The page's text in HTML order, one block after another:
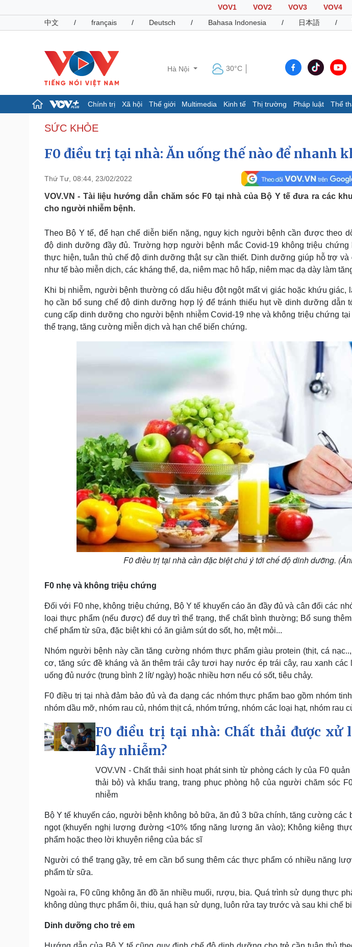
VOV1 VOV2 VOV3 VOV4
中文
/ français / Deutsch / Bahasa Indonesia / 日本語 /
Hà Nội 30°C
Chính trị Xã hội Thế giới Multimedia Kinh tế Thị trường Pháp luật Thể
Chính trị
Tổ chức nhân sự
Quốc hội
Dự báo thời tiết
Giáo dục
Biển đảo
Cuộc sống đó đây
Hồ sơ
Pháp luật
Tin nóng
Tư vấn luật
Việt Nam
Phân tích
Lịch thi đấu bóng đá
Thế giới thể thao
eSports
Hậu trường
Dinh dưỡng - món ngon
Cây thuốc
Sản phụ khoa
Nhi khoa
Nam khoa
Nhà đẹp
Tình yêu - Gia đình
Sân khấu - Điện ảnh
Văn học
Âm nhạc
SỨC KHỎE
F0 điều trị tại nhà: Ăn uống thế nào để nhanh
Thứ Tư, 08:44, 23/02/2022
VOV.VN - Tài liệu hướng dẫn chăm sóc F0 tại nhà của Bộ Y tế đưa ra các
cho người nhiễm bệnh.
Theo Bộ Y tế, để hạn chế diễn biến nặng, nguy kịch người bệnh cần được theo
độ dinh dưỡng đầy đủ. Trường hợp người bệnh mắc Covid-19 không triệu chứng
thực hiện, tuân thủ chế độ dinh dưỡng thật sự cần thiết. Dinh dưỡng giúp hỗ trợ
như tế bào miễn dịch, các kháng thể, da, niêm mạc hô hấp, niêm mạc dạ dày làm
Khi bị nhiễm, người bệnh thường có dấu hiệu đột ngột mất vị giác hoặc khứu giác,
họ cần bổ sung chế độ dinh dưỡng hợp lý để tránh thiếu hụt về dinh dưỡng dẫn
cung cấp dinh dưỡng cho người bệnh nhiễm Covid-19 nhẹ và không triệu chứng
thể trạng, tăng cường miễn dịch và hạn chế biến chứng.
F0 điều trị tại nhà cần đặc biệt chú ý tới chế độ dinh dưỡng.
F0 nhẹ và không triệu chứng
Đối với F0 nhẹ, không triệu chứng, Bộ Y tế khuyến cáo ăn đầy đủ và cân đối các
loại thực phẩm (nếu được) để duy trì thể trạng, thể chất bình thường; Bổ sung
chế phẩm từ sữa, đặc biệt khi có ăn giảm sút do sốt, ho, mệt mỏi...
Nhóm người bệnh này cần tăng cường nhóm thực phẩm giàu protein (thịt, cá
cơ, tăng sức đề kháng và ăn thêm trái cây tươi hay nước ép trái cây, rau xanh
uống đủ nước (trung bình 2 lít/ ngày) hoặc nhiều hơn nếu có sốt, tiêu chảy.
F0 điều trị tại nhà đảm bảo đủ và đa dạng các nhóm thực phẩm bao gồm nhóm
nhóm dầu mỡ, nhóm rau củ, nhóm thịt cá, nhóm trứng, nhóm các loại hạt, nhóm rau
F0 điều trị tại nhà: Chất thải được xử
lây nhiễm?
VOV.VN - Chất thải sinh hoạt phát sinh từ phòng cách ly của F0
thải bỏ) và khẩu trang, trang phục phòng hộ của người chăm sóc
nhiễm
Bộ Y tế khuyến cáo, người bệnh không bỏ bữa, ăn đủ 3 bữa chính, tăng cường các
ngọt (khuyến nghị lượng đường <10% tổng năng lượng ăn vào); Không kiêng
phẩm hoặc theo lời khuyên riêng của bác sĩ
Người có thể trạng gầy, trẻ em cần bổ sung thêm các thực phẩm có nhiều năng
phẩm từ sữa.
Ngoài ra, F0 cũng không ăn đồ ăn nhiều muối, rượu, bia. Quá trình sử dụng thực
không dùng thực phẩm ôi, thiu, quá hạn sử dụng, luôn rửa tay trước và sau khi chế
Dinh dưỡng cho trẻ em